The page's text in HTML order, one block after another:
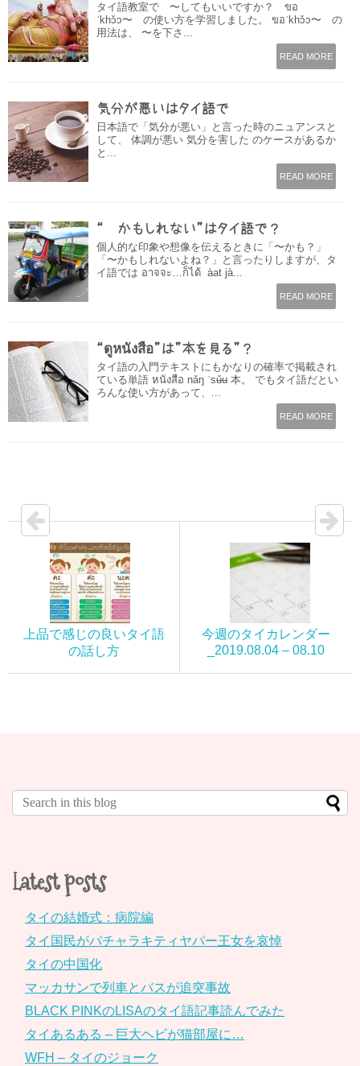
タイ語教室で 〜してもいいですか？ ขอ
ˈkhɔ̌ɔ〜 の使い方を学習しました。 ขอˈkhɔ̌ɔ〜 の
用法は、 〜を下さ...
READ MORE
気分が悪いはタイ語で
日本語で「気分が悪い」と言った時のニュアンスと
して、 体調が悪い 気分を害した のケースがあるか
と...
READ MORE
“〜かもしれない”はタイ語で？
個人的な印象や想像を伝えるときに「〜かも？」
「〜かもしれないよね？」と言ったりしますが、タ
イ語では อาจจะ…ก็ได้ àat jà...
READ MORE
“ดูหนังสือ”は”本を見る”？
タイ語の入門テキストにもかなりの確率で掲載され
ている単語 หนังสือ nǎŋ ˈsʉ̌ʉ 本。 でもタイ語だとい
ろんな使い方があって、...
READ MORE
上品で感じの良いタイ語
の話し方
今週のタイカレンダー
_2019.08.04 – 08.10
Latest posts
タイの結婚式：病院編
タイ国民がパチャラキティヤパー王女を哀悼
タイの中国化
マッカサンで列車とバスが追突事故
BLACK PINKのLISAのタイ語記事読んでみた
タイあるある – 巨大ヘビが猫部屋に…
WFH – タイのジョーク